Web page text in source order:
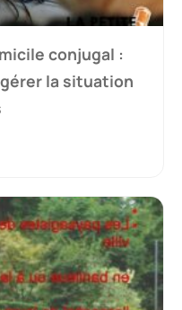
conjugal :
la situation